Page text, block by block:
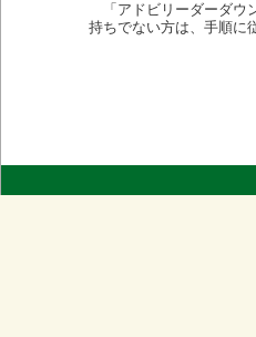
「アドビリーダーダウ
持ちでない方は、手順に